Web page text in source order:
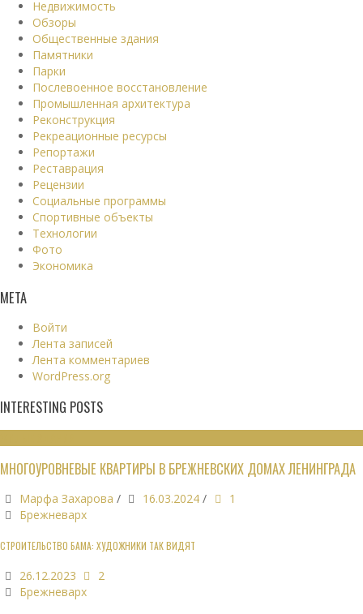
Недвижимость
Обзоры
Общественные здания
Памятники
Парки
Послевоенное восстановление
Промышленная архитектура
Реконструкция
Рекреационные ресурсы
Репортажи
Реставрация
Рецензии
Социальные программы
Спортивные объекты
Технологии
Фото
Экономика
МЕТА
Войти
Лента записей
Лента комментариев
WordPress.org
INTERESTING POSTS
МНОГОУРОВНЕВЫЕ КВАРТИРЫ В БРЕЖНЕВСКИХ ДОМАХ ЛЕНИНГРАДА
Марфа Захарова / 16.03.2024 /
1
Брежневарх
СТРОИТЕЛЬСТВО БАМА: ХУДОЖНИКИ ТАК ВИДЯТ
26.12.2023
2
Брежневарх